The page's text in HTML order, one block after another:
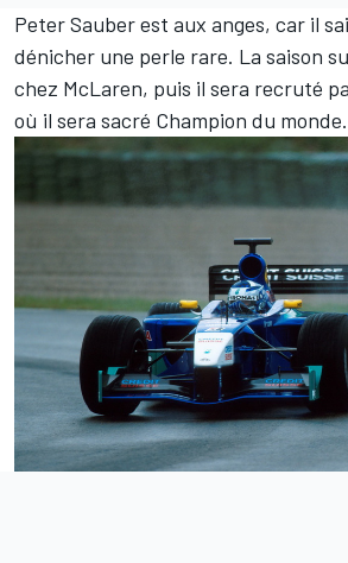
Peter Sauber est aux anges, car il
dénicher une perle rare. La saison
chez McLaren, puis il sera recruté
où il sera sacré Champion du monde.